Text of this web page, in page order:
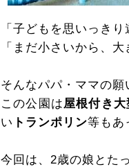
「子どもを思いっき
「まだ小さいから、
そんなパパ・ママの
この公園は屋根付き大
い トランポリン等もあ
今回は、2歳の娘とた